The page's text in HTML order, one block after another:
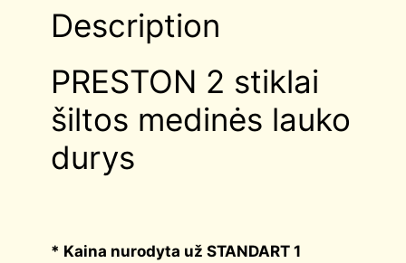
Description
PRESTON 2 stiklai
šiltos medinės lauko
durys
* Kaina nurodyta už STANDART 1